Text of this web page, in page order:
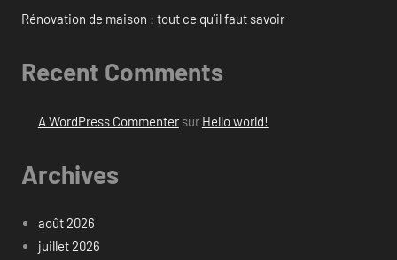
Rénovation de maison : tout ce qu’il faut savoir
Recent Comments
A WordPress Commentersur Hello world!
Archives
août 2026
juillet 2026